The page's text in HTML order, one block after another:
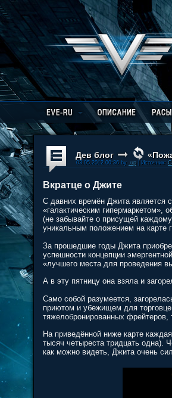
Дев блог
03.05.2012 00:36 by .up| Источник:
Вкратце о Джите
С давних времён Джита является
«галактическим гипермаркетом»,
(не забывайте о присущей
уникальным положением на карте
За прошедшие годы Джита
успешности концепции
«лучшего места для проведения
А в эту пятницу она взяла и
Само собой разумеется,
приютом и убежищем для
тяжелобронированных
На приведённой ниже карте
тысяч четыреста тридцать одна).
как можно видеть, Джита очень